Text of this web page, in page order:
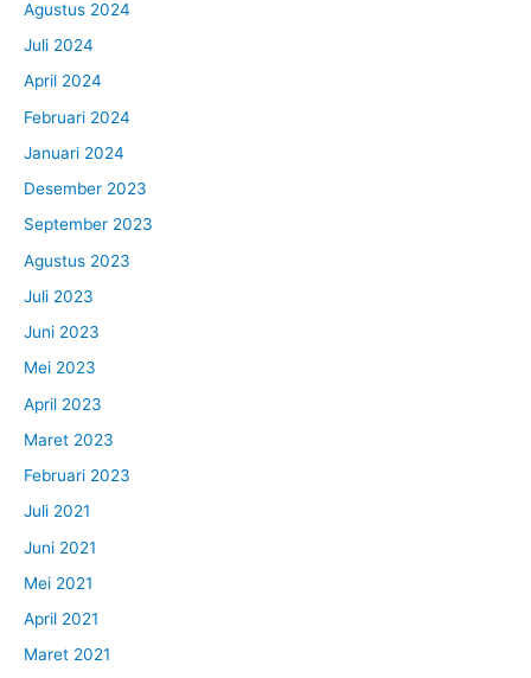
Agustus 2024
Juli 2024
April 2024
Februari 2024
Januari 2024
Desember 2023
September 2023
Agustus 2023
Juli 2023
Juni 2023
Mei 2023
April 2023
Maret 2023
Februari 2023
Juli 2021
Juni 2021
Mei 2021
April 2021
Maret 2021